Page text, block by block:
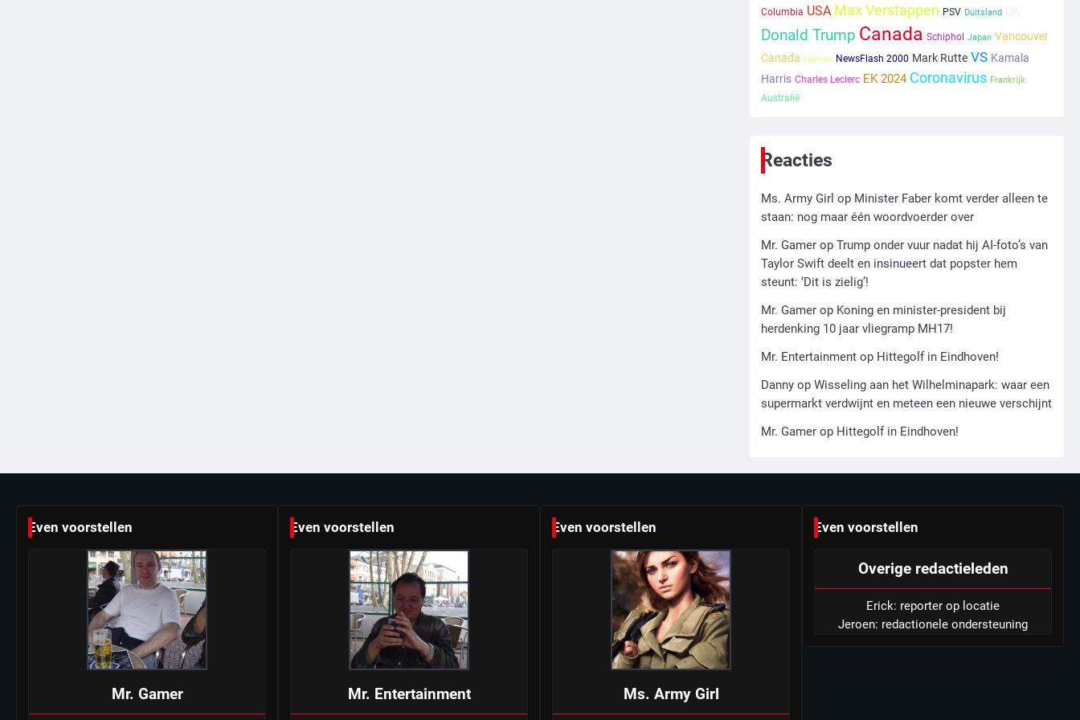
komst
Mr. Gamer
2
Nick Reiner, zoon van
regisseur Rob Reiner,
gearresteerd na dood ouders
Ms. Army Girl
4
Amerikaanse regisseur Rob
Reiner en vrouw dood
zoon hoofdverdachte
5
Israël doodt hoogste
Hezbollah-leider sinds einde
vertrouwen in nieuwe aanpak
inwoners door Siem, ondanks
onrust’
Columbia USA Max Verstappen PSV Duitsland
Donald Trump Canada Schiphol Japan Vancouver
Canada Hamas NewsFlash 2000 Mark Rutte VS Kamala
Harris Charles Leclerc EK 2024 Coronavirus Frankrijk
Australië
Reacties
Ms. Army Girl op Minister Faber komt verder alleen te
staan: nog maar één woordvoerder over
Mr. Gamerop Trump onder vuur nadat hij AI-foto’s van
Taylor Swift deelt en insinueert dat popster hem
steunt: ‘Dit is zielig’!
Mr. Gamerop Koning en minister-president bij
herdenking 10 jaar vliegramp MH17!
Mr. Entertainmentop Hittegolf in Eindhoven!
Dannyop Wisseling aan het Wilhelminapark: waar een
supermarkt verdwijnt en meteen een nieuwe verschijnt
Mr. Gamerop Hittegolf in Eindhoven!
Even voorstellen
Mr. Gamer
Even voorstellen
Mr. Entertainment
Even voorstellen
Ms. Army Girl
Even voorstellen
Overige redactieleden
Erick: reporter op locatie
Jeroen: redactionele ondersteuning